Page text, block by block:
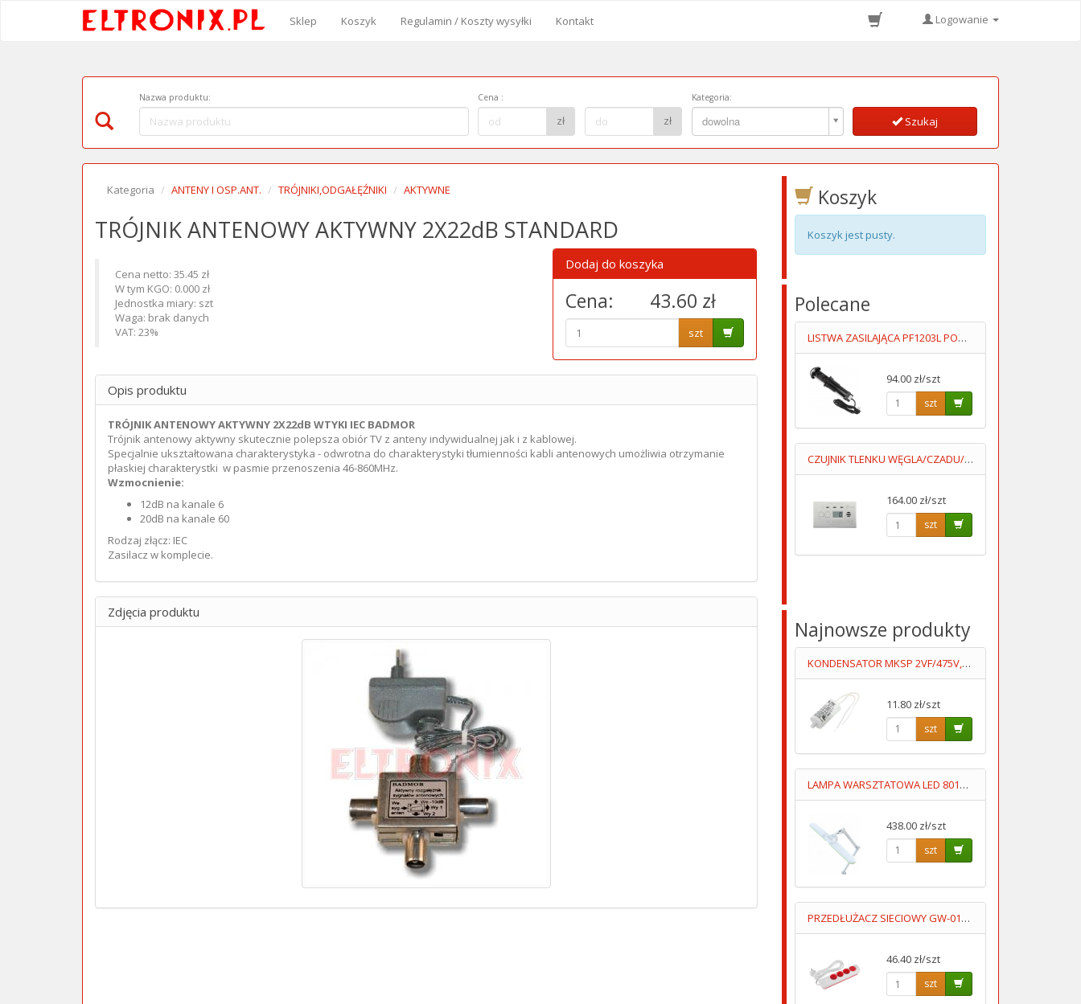
Sklep Koszyk Regulamin / Koszty wysyłki Kontakt Logowanie
Nazwa produktu: Cena od
:
zł
do:
zł
Kategoria:
dowolna
Kategoria:
Szukaj
Kategoria ANTENY I OSP.ANT. TRÓJNIKI,ODGAŁĘŹNIKI AKTYWNE
TRÓJNIK ANTENOWY AKTYWNY 2X22dB STANDARD
Cena netto: 35.45 zł
W tym KGO: 0.000 zł
Jednostka miary: szt
Waga: brak danych
VAT: 23%
Dodaj do koszyka
Cena: 43.60 zł
szt
Opis produktu
TRÓJNIK ANTENOWY AKTYWNY 2X22dB WTYKI IEC BADMOR
Trójnik antenowy aktywny skutecznie polepsza obiór TV z anteny indywidualnej jak i z kablowej.
Specjalnie ukształtowana charakterystyka - odwrotna do charakterystyki tłumienności kabli antenowych umożliwia otrzymanie
płaskiej charakterystki w pasmie przenoszenia 46-860MHz.
Wzmocnienie:
12dB na kanale 6
20dB na kanale 60
Rodzaj złącz: IEC
Zasilacz w komplecie.
Zdjęcia produktu
Koszyk
Koszyk jest pusty.
Polecane
LISTWA ZASILAJĄCA PF1203L PODBLATOWA 3 GNIAZDA 1.4M
94.00 zł/szt
szt
CZUJNIK TLENKU WĘGLA/CZADU/ KIDDE-10LLCO Z WBUDOWANĄ BATERIĄ
164.00 zł/szt
szt
Najnowsze produkty
KONDENSATOR MKSP 2VF/475V,PRZEWODY DUCATI
11.80 zł/szt
szt
LAMPA WARSZTATOWA LED 8017D5 3-23W BARWA CIEPŁA/ZIMNA
438.00 zł/szt
szt
PRZEDŁUŻACZ SIECIOWY GW-0184 +USBA+USBC 1.4M 3GN+WYŁĄCZNIK
46.40 zł/szt
szt